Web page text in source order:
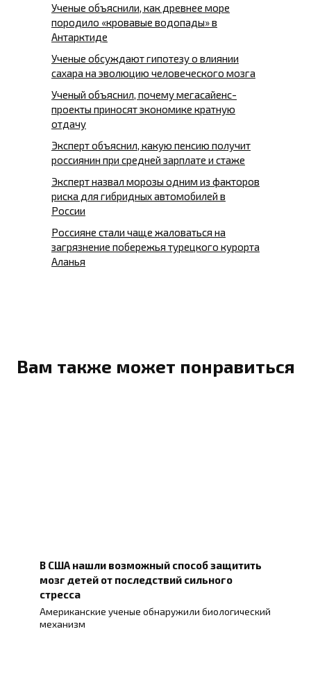
Ученые объяснили, как древнее море
породило «кровавые водопады» в
Антарктиде
Ученые обсуждают гипотезу о влиянии
сахара на эволюцию человеческого мозга
Ученый объяснил, почему мегасайенс-
проекты приносят экономике кратную
отдачу
Эксперт объяснил, какую пенсию получит
россиянин при средней зарплате и стаже
Эксперт назвал морозы одним из факторов
риска для гибридных автомобилей в
России
Россияне стали чаще жаловаться на
загрязнение побережья турецкого курорта
Аланья
Вам также может понравиться
В США нашли возможный способ защитить
мозг детей от последствий сильного
стресса
Американские ученые обнаружили биологический
механизм